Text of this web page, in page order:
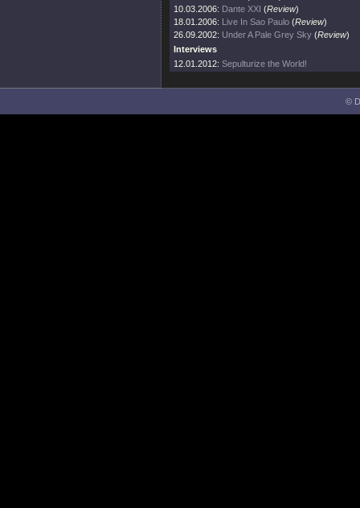
10.03.2006: Dante XXI (Review)
18.01.2006: Live In Sao Paulo (Review)
26.09.2002: Under A Pale Grey Sky (Review)
Interviews
12.01.2012: Sepulturize the World!
©